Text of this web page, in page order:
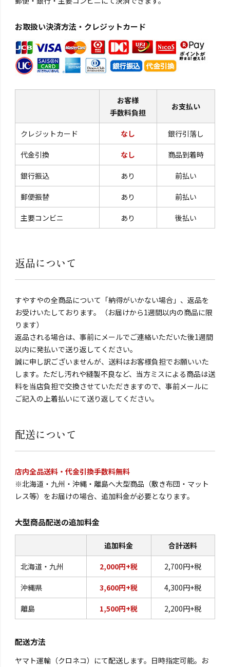
お取扱い決済方法・クレジットカード
お客様
手数料負担
お支払い
クレジットカード なし 銀行引落し
代金引換 なし 商品到着時
銀行振込 あり 前払い
郵便振替 あり 前払い
主要コンビニ あり 後払い
返品について
すやすやの全商品について「納得がいかない場合」、返品を
お受けいたしております。（お届けから1週間以内の商品に限
ります）
返品される場合は、事前にメールでご連絡いただいた後1週間
以内に発払いで送り返してください。
誠に申し訳ございませんが、送料はお客様負担でお願いいた
します。ただし汚れや縫製不良など、当方ミスによる商品は送
料を当店負担で交換させていただきますので、事前メールに
ご記入の上着払いにて送り返してください。
配送について
店内全品送料・代金引換手数料無料
※北海道・九州・沖縄・離島へ大型商品（敷き布団・マット
レス等）をお届けの場合、追加料金が必要となります。
大型商品配送の追加料金
追加料金 合計送料
北海道・九州 2,000円+税 2,700円+税
沖縄県 3,600円+税 4,300円+税
離島 1,500円+税 2,200円+税
配送方法
ヤマト運輸（クロネコ）にて配送します。日時指定可能。お